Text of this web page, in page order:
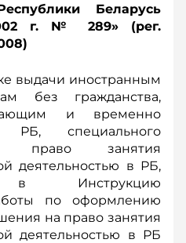
Беларусь
г. № 289» (рег.
выдачи иностранным
без гражданства,
и временно
специального
право занятия
деятельностью в РБ,
в Инструкцию
по оформлению
на право занятия
деятельностью в РБ